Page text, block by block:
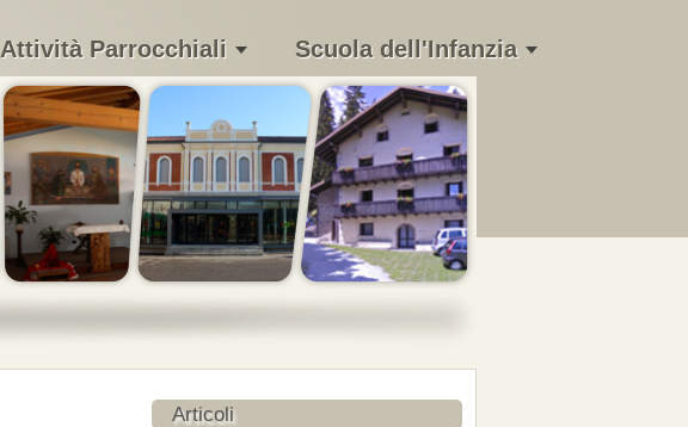
Attività Parrocchiali Scuola dell'Infanzia
Articoli